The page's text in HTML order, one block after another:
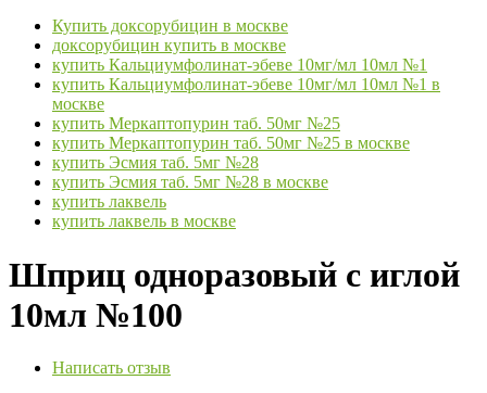
Купить доксорубицин в москве
доксорубицин купить в москве
купить Кальциумфолинат-эбеве 10мг/мл 10мл №1
купить Кальциумфолинат-эбеве 10мг/мл 10мл №1 в
москве
купить Меркаптопурин таб. 50мг №25
купить Меркаптопурин таб. 50мг №25 в москве
купить Эсмия таб. 5мг №28
купить Эсмия таб. 5мг №28 в москве
купить лаквель
купить лаквель в москве
Шприц одноразовый с иглой
10мл №100
Написать отзыв